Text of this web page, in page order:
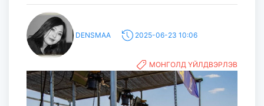
DENSMAA 2025-06-23 10:06
МОНГОЛД ҮЙЛДВЭРЛЭВ